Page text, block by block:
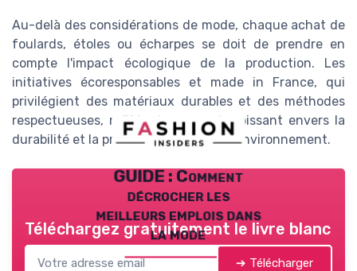
Au-delà des considérations de mode, chaque achat de
foulards, étoles ou écharpes se doit de prendre en
compte l'impact écologique de la production. Les
initiatives écoresponsables et made in France, qui
privilégient des matériaux durables et des méthodes
respectueuses, reflètent un souci croissant envers la
durabilité et la préservation de notre environnement.
GUIDE : Comment
décrocher les
meilleurs emplois dans
la mode
Téléchargez gratuitement le livre blanc
➔ Télécharger